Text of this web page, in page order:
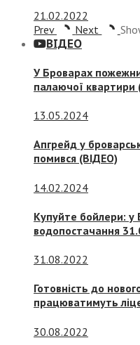
21.02.2022
Prev
Next
ВІДЕО
У Броварах
палаючої
13.05.2024
Апгрейд у
помився (ВІДЕО)
14.02.2024
Купуйте бойлери: у
водопостачання
31.08.2022
Готовність до
працюватимуть
30.08.2022